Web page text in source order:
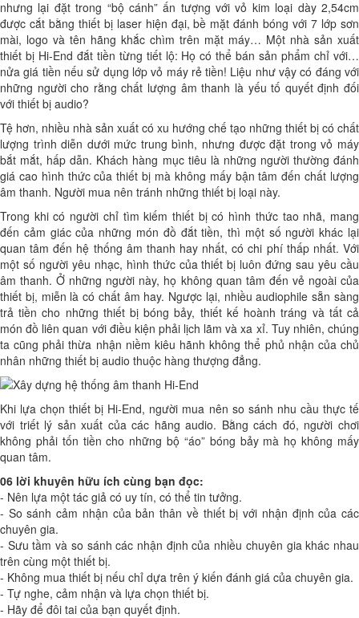
nhưng lại đặt trong “bộ cánh” ấn tượng với vỏ kim loại dày 2,54cm
được cắt bằng thiết bị laser hiện đại, bề mặt đánh bóng với 7 lớp sơn
mài, logo và tên hãng khắc chìm trên mặt máy… Một nhà sản xuất
thiết bị Hi-End đắt tiền từng tiết lộ: Họ có thể bán sản phẩm chỉ với…
nửa giá tiền nếu sử dụng lớp vỏ máy rẻ tiền! Liệu như vậy có đáng với
những người cho rằng chất lượng âm thanh là yếu tố quyết định đối
với thiết bị audio?
Tệ hơn, nhiều nhà sản xuất có xu hướng chế tạo những thiết bị có chất
lượng trình diễn dưới mức trung bình, nhưng được đặt trong vỏ máy
bắt mắt, hấp dẫn. Khách hàng mục tiêu là những người thường đánh
giá cao hình thức của thiết bị mà không mấy bận tâm đến chất lượng
âm thanh. Người mua nên tránh những thiết bị loại này.
Trong khi có người chỉ tìm kiếm thiết bị có hình thức tao nhã, mang
đến cảm giác của những món đồ đắt tiền, thì một số người khác lại
quan tâm đến hệ thống âm thanh hay nhất, có chi phí thấp nhất. Với
một số người yêu nhạc, hình thức của thiết bị luôn đứng sau yêu cầu
âm thanh. Ở những người này, họ không quan tâm đến vẻ ngoài của
thiết bị, miễn là có chất âm hay. Ngược lại, nhiều audiophile sẵn sàng
trả tiền cho những thiết bị bóng bảy, thiết kế hoành tráng và tất cả
món đồ liên quan với điều kiện phải lịch lãm và xa xỉ. Tuy nhiên, chúng
ta cũng phải thừa nhận niềm kiêu hãnh không thể phủ nhận của chủ
nhân những thiết bị audio thuộc hàng thượng đẳng.
Khi lựa chọn thiết bị Hi-End, người mua nên so sánh nhu cầu thực tế
với triết lý sản xuất của các hãng audio. Bằng cách đó, người chơi
không phải tốn tiền cho những bộ “áo” bóng bảy mà họ không mấy
quan tâm.
06 lời khuyên hữu ích cùng bạn đọc:
- Nên lựa một tác giả có uy tín, có thể tin tưởng.
- So sánh cảm nhận của bản thân về thiết bị với nhận định của các
chuyên gia.
- Sưu tầm và so sánh các nhận định của nhiều chuyên gia khác nhau
trên cùng một thiết bị.
- Không mua thiết bị nếu chỉ dựa trên ý kiến đánh giá của chuyên gia.
- Tự nghe, cảm nhận và lựa chọn thiết bị.
- Hãy để đôi tai của bạn quyết định.